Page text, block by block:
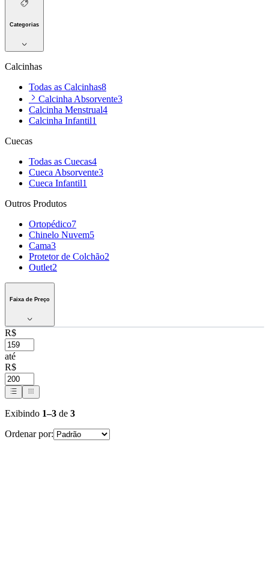
Categorias
Calcinhas
Todas as Calcinhas8
Calcinha Absorvente3
Calcinha Menstrual4
Calcinha Infantil1
Cuecas
Todas as Cuecas4
Cueca Absorvente3
Cueca Infantil1
Outros Produtos
Ortopédico7
Chinelo Nuvem5
Cama3
Protetor de Colchão2
Outlet2
Faixa de Preço
R$
até
R$
Exibindo 1–3 de 3
Ordenar por: